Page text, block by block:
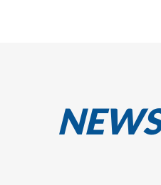
NEWS